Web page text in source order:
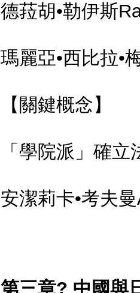
德菈胡•勒伊斯
瑪麗亞•西比拉•
【關鍵概念】
「學院派」確
安潔莉卡•考夫
第三章? 中國與